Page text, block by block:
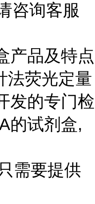
咨询客服
产品及特点
法荧光定量
发的专门检
的试剂盒,
需要提供